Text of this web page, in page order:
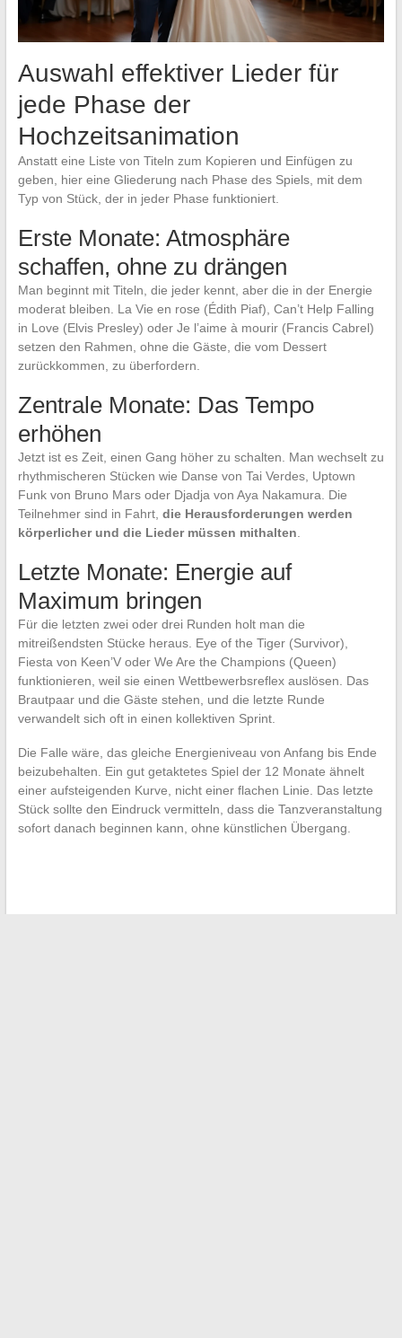
Auswahl effektiver Lieder für
jede Phase der
Hochzeitsanimation
Anstatt eine Liste von Titeln zum Kopieren und Einfügen zu
geben, hier eine Gliederung nach Phase des Spiels, mit dem
Typ von Stück, der in jeder Phase funktioniert.
Erste Monate: Atmosphäre
schaffen, ohne zu drängen
Man beginnt mit Titeln, die jeder kennt, aber die in der Energie
moderat bleiben. La Vie en rose (Édith Piaf), Can’t Help Falling
in Love (Elvis Presley) oder Je l’aime à mourir (Francis Cabrel)
setzen den Rahmen, ohne die Gäste, die vom Dessert
zurückkommen, zu überfordern.
Zentrale Monate: Das Tempo
erhöhen
Jetzt ist es Zeit, einen Gang höher zu schalten. Man wechselt zu
rhythmischeren Stücken wie Danse von Tai Verdes, Uptown
Funk von Bruno Mars oder Djadja von Aya Nakamura. Die
Teilnehmer sind in Fahrt, die Herausforderungen werden
körperlicher und die Lieder müssen mithalten.
Letzte Monate: Energie auf
Maximum bringen
Für die letzten zwei oder drei Runden holt man die
mitreißendsten Stücke heraus. Eye of the Tiger (Survivor),
Fiesta von Keen’V oder We Are the Champions (Queen)
funktionieren, weil sie einen Wettbewerbsreflex auslösen. Das
Brautpaar und die Gäste stehen, und die letzte Runde
verwandelt sich oft in einen kollektiven Sprint.
Die Falle wäre, das gleiche Energieniveau von Anfang bis Ende
beizubehalten. Ein gut getaktetes Spiel der 12 Monate ähnelt
einer aufsteigenden Kurve, nicht einer flachen Linie. Das letzte
Stück sollte den Eindruck vermitteln, dass die Tanzveranstaltung
sofort danach beginnen kann, ohne künstlichen Übergang.